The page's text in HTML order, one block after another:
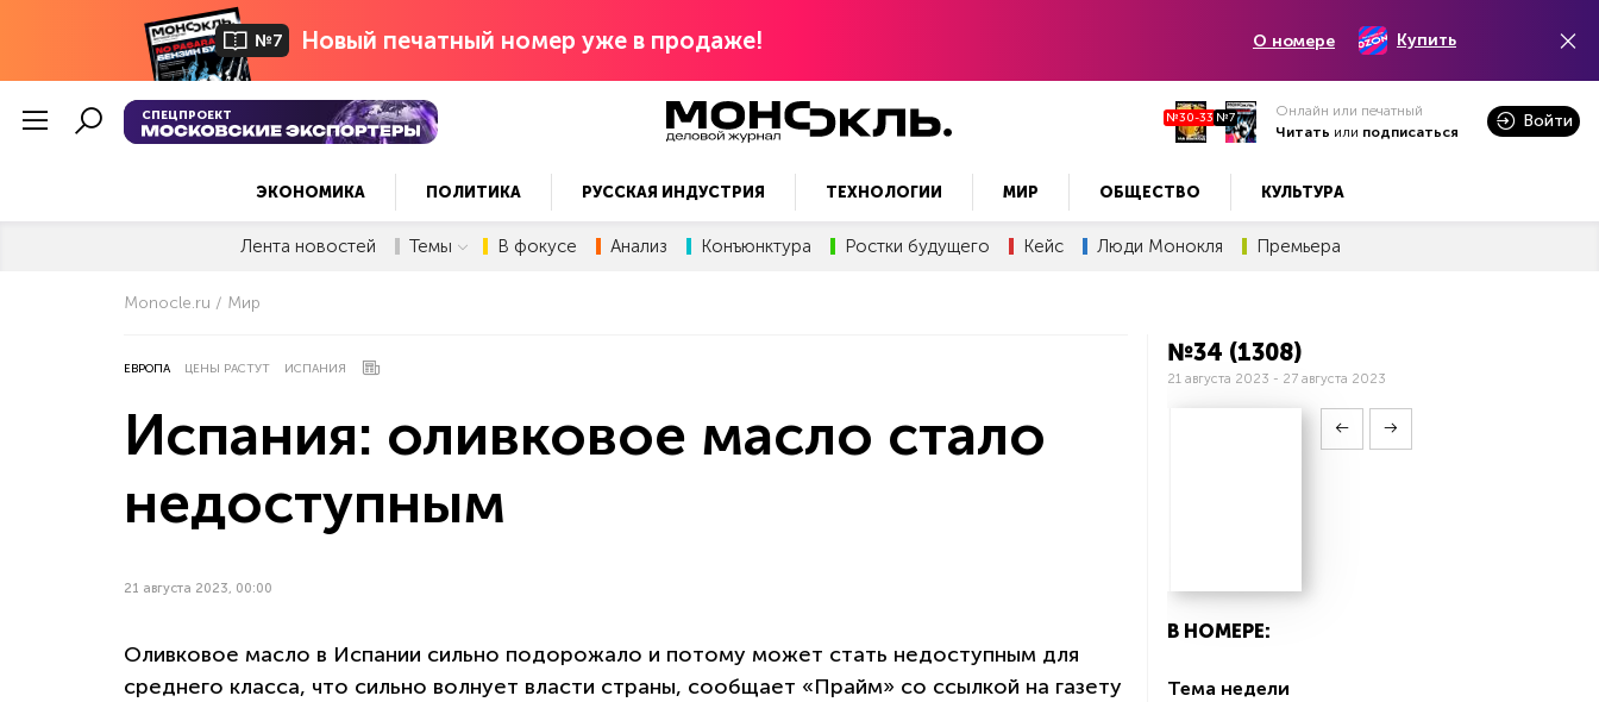
№7 Новый печатный номер уже в продаже! О номере Купить
СПЕЦПРОЕКТ №30-33 №7
Онлайн или печатный
Читать или подписаться
Войти
ЭКОНОМИКА ПОЛИТИКА РУССКАЯ ИНДУСТРИЯ ТЕХНОЛОГИИ МИР ОБЩЕСТВО КУЛЬТУРА
Лента новостей Темы В фокусе Анализ Конъюнктура Ростки будущего Кейс Люди Монокля Премьера
Monocle.ru Мир
ЕВРОПА ЦЕНЫ РАСТУТ ИСПАНИЯ
Испания: оливковое масло стало
недоступным
21 августа 2023, 00:00
Оливковое масло в Испании сильно подорожало и потому может стать недоступным для
среднего класса, что сильно волнует власти страны, сообщает «Прайм» со ссылкой на газету
№34 (1308)
21 августа 2023 - 27 августа 2023
В НОМЕРЕ:
Тема недели